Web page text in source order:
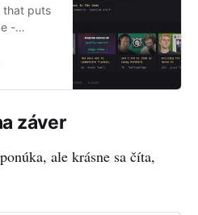
that puts
-
záver
ale krásne sa číta,